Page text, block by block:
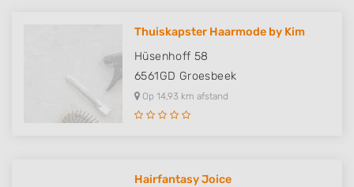
Thuiskapster Haarmode by Kim
Hüsenhoff 58
6561GD Groesbeek
Op 14,93 km afstand
Hairfantasy Joice